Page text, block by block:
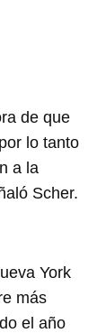
de que
lo tanto
a la
Scher.
York
más
el año